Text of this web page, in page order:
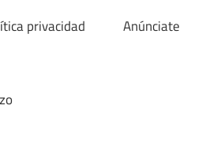
privacidad Anúnciate